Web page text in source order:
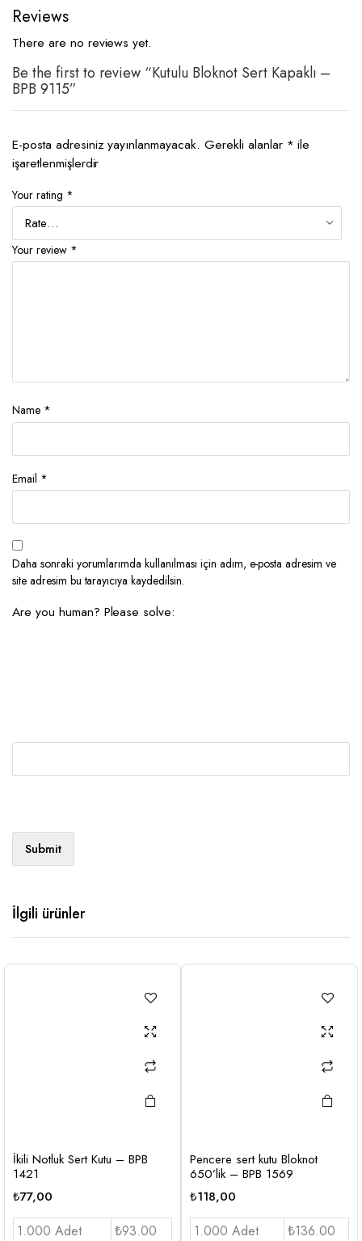
Reviews
There are no reviews yet.
Be the first to review “Kutulu Bloknot Sert Kapaklı –
BPB 9115”
E-posta adresiniz yayınlanmayacak. Gerekli alanlar * ile
işaretlenmişlerdir
Your rating *
Your review *
Name *
Email *
Daha sonraki yorumlarımda kullanılması için adım, e-posta adresim ve
site adresim bu tarayıcıya kaydedilsin.
Are you human? Please solve:
İlgili ürünler
İkili Notluk Sert Kutu – BPB
1421
₺77,00
1.000 Adet
₺93.00
Pencere sert kutu Bloknot
650’lik – BPB 1569
₺118,00
1.000 Adet
₺136.00